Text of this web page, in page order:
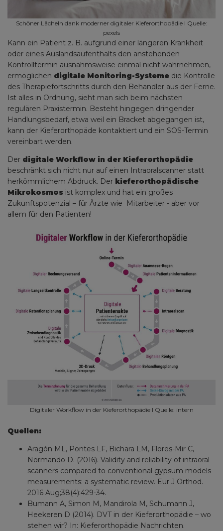
Schöner Lächeln dank moderner digitaler Kieferorthopädie I Quelle:
pexels
Kann ein Patient z. B. aufgrund einer längeren Krankheit
oder eines Auslandsaufenthalts den anstehenden
Kontrolltermin ausnahmsweise einmal nicht wahrnehmen,
ermöglichen digitale Monitoring-Systeme die Kontrolle
des Therapiefortschritts durch den Behandler aus der Ferne.
Ist alles in Ordnung, sieht man sich beim nächsten
regulären Praxistermin. Besteht hingegen dringender
Handlungsbedarf, etwa weil ein Bracket abgegangen ist,
kann der Kieferorthopäde kontaktiert und ein SOS-Termin
vereinbart werden.
Der digitale Workflow in der Kieferorthopädie
beschränkt sich nicht nur auf einen Intraoralscanner statt
herkömmlichem Abdruck. Der kieferorthopädische
Mikrokosmos ist komplex und hat ein großes
Zukunftspotenzial – für Ärzte wie Mitarbeiter - aber vor
allem für den Patienten!
Digitaler Workflow in der Kieferorthopädie I Quelle: intern
Quellen:
Aragón ML, Pontes LF, Bichara LM, Flores-Mir C,
Normando D. (2016). Validity and reliability of intraoral
scanners compared to conventional gypsum models
measurements: a systematic review. Eur J Orthod.
2016 Aug;38(4):429-34.
Bumann A, Simon M, Mandirola M, Schumann J,
Heekeren D (2014). DVT in der Kieferorthopädie – wo
stehen wir? In: Kieferorthopädie Nachrichten.